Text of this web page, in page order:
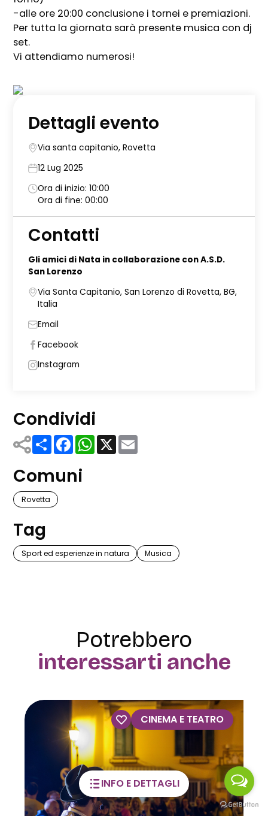
INFO E DETTAGLI
-alle ore 20:00 conclusione i tornei e premiazioni.
Per tutta la giornata sarà presente musica con dj
set.
Vi attendiamo numerosi!
Dettagli evento
Via santa capitanio, Rovetta
12 Lug 2025
Ora di inizio: 10:00
Ora di fine: 00:00
Contatti
Gli amici di Nata in collaborazione con A.S.D.
San Lorenzo
Via Santa Capitanio, San Lorenzo di Rovetta, BG,
Italia
Email
Facebook
Instagram
Condividi
ShareFacebook
WhatsApp
X
Comuni
Rovetta
Tag
Sport ed esperienze in natura Musica
Potrebbero
interessarti anche
CINEMA E TEATRO